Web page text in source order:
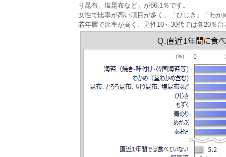
り昆布、塩昆布など」が66.1％です。
女性で比率が高い項目が多く、「ひじき」「わ
若年層で比率が高く、男性10～30代では各20％